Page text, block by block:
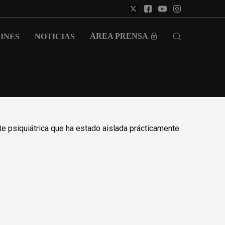
NOTICIAS ÁREA PRENSA
psiquiátrica que ha estado aislada prácticamente